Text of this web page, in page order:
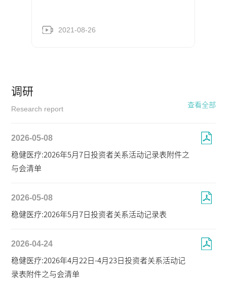
2021-08-26
调研
Research report 查看全部
2026-05-08
稳健医疗:2026年5月7日投资者关系活动记录表附件之
与会清单
2026-05-08
稳健医疗:2026年5月7日投资者关系活动记录表
2026-04-24
稳健医疗:2026年4月22日-4月23日投资者关系活动记
录表附件之与会清单